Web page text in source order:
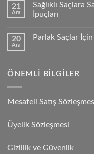
21
Ara
Sağlıklı Saçlara
İpuçları
20
Ara
Parlak Saçlar İçin
ÖNEMLI BILGILER
Mesafeli Satış
Üyelik Sözleşmesi
Gizlilik ve Güvenlik